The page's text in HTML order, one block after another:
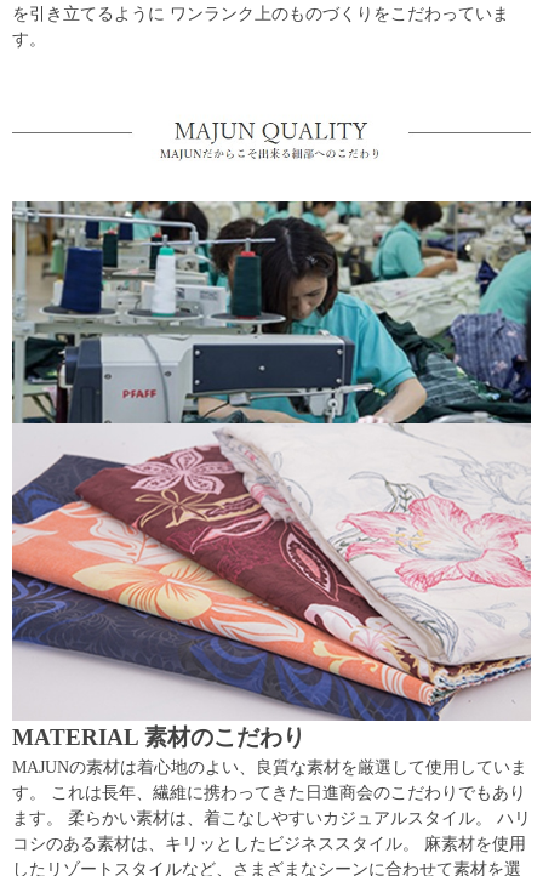
を引き立てるように ワンランク上のものづくりをこだわっていま
す。
MATERIAL 素材のこだわり
MAJUNの素材は着心地のよい、良質な素材を厳選して使用していま
す。 これは長年、繊維に携わってきた日進商会のこだわりでもあり
ます。 柔らかい素材は、着こなしやすいカジュアルスタイル。 ハリ
コシのある素材は、キリッとしたビジネススタイル。 麻素材を使用
したリゾートスタイルなど、さまざまなシーンに合わせて素材を選